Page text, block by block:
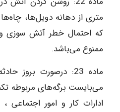
متری از دهانه دویل‌ها،
که احتمال خطر آتش سوزی و
ممنوع می‌باشد.
ماده‌ 23: درصورت بروز
می‌بایست برگه‌های مربوطه
ادارات کار و امور اجتماعی